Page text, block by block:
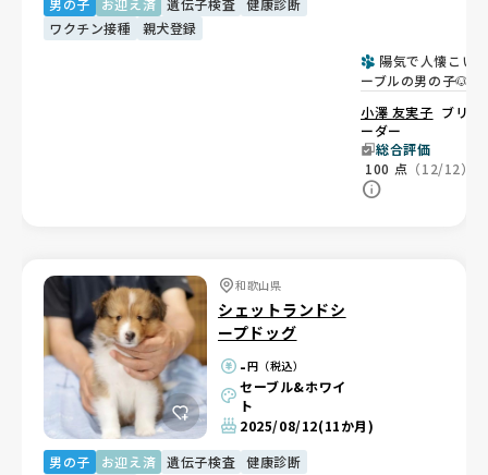
男の子 お迎え済 遺伝子検査
健康診断
ワクチン接種
親犬登録
陽気で人懐こいセ
ーブルの男の子🐶
小澤 友実子 ブリ
ーダー
総合評価
100 点 （12/12）
和歌山県
シェットランドシ
ープドッグ
-円（税込）
セーブル&ホワイ
ト
2025/08/12(11か月)
男の子
お迎え済 遺伝子検査
健康診断